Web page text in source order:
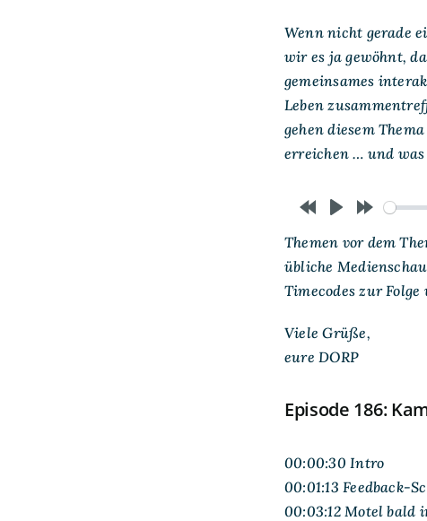
Wenn nicht gerade
wir es ja gewöhnt,
gemeinsames
Leben
gehen diesem
erreichen … und
10s
10s
Themen vor dem
übliche
Timecodes zur
Viele Grüße,
eure DORP
Episode 186:
00:00:30 Intro
00:01:13 Feedback-
00:03:12 Motel bald